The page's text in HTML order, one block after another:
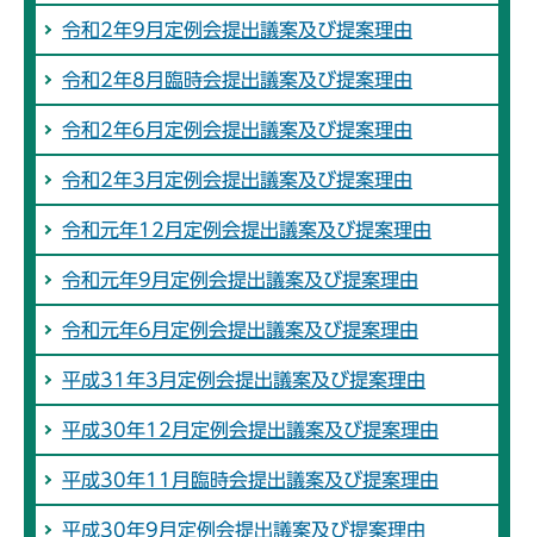
令和2年9月定例会提出議案及び提案理由
令和2年8月臨時会提出議案及び提案理由
令和2年6月定例会提出議案及び提案理由
令和2年3月定例会提出議案及び提案理由
令和元年12月定例会提出議案及び提案理由
令和元年9月定例会提出議案及び提案理由
令和元年6月定例会提出議案及び提案理由
平成31年3月定例会提出議案及び提案理由
平成30年12月定例会提出議案及び提案理由
平成30年11月臨時会提出議案及び提案理由
平成30年9月定例会提出議案及び提案理由